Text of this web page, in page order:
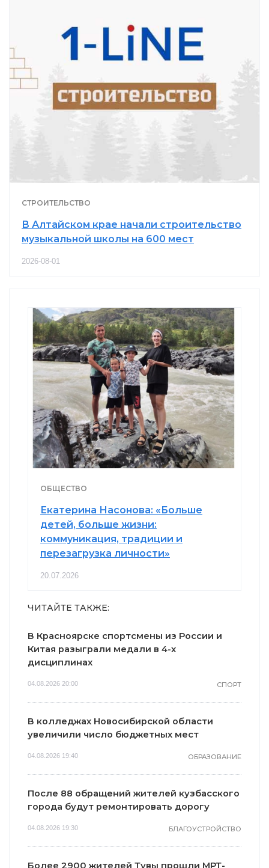
СТРОИТЕЛЬСТВО
В Алтайском крае начали строительство
музыкальной школы на 600 мест
2026-08-01
ОБЩЕСТВО
Екатерина Насонова: «Больше
детей, больше жизни:
коммуникация, традиции и
перезагрузка личности»
20.07.2026
ЧИТАЙТЕ ТАКЖЕ:
В Красноярске спортсмены из России и
Китая разыграли медали в 4-х
дисциплинах
04.08.2026 20:00 СПОРТ
В колледжах Новосибирской области
увеличили число бюджетных мест
04.08.2026 19:40 ОБРАЗОВАНИЕ
После 88 обращений жителей кузбасского
города будут ремонтировать дорогу
04.08.2026 19:30 БЛАГОУСТРОЙСТВО
Более 2900 жителей Тувы прошли МРТ-